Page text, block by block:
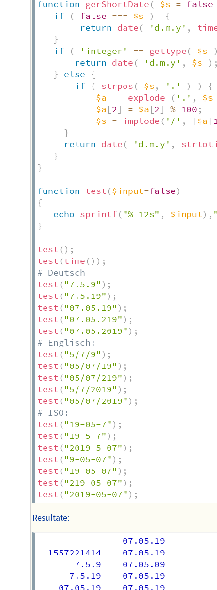
function gerShortDate ( $s = false
if
( false === $s )
{
return date ( 'd.m.y' ,
}
if
( 'integer' == gettype ( $s
return date ( 'd.m.y' , $s )
}
else
{
if
( strpos ( $s , '.' ) )
{
$a
= explode ( '.' ,
$s
$a [2] = $a [2] % 100 ;
$s = implode ( '/' , [$a [
}
return date ( 'd.m.y' ,
}
}
function test ($input=false)
{
echo sprintf("% 12s" , $input) ,
}
test () ;
test (time () ) ;
# Deutsch
test ("7.5.9") ;
test ("7.5.19") ;
test ("07.05.19") ;
test ("07.05.219") ;
test ("07.05.2019") ;
# Englisch:
test ("5/7/9") ;
test ("05/07/19") ;
test ("05/07/219") ;
test ("5/7/2019") ;
test ("05/07/2019") ;
# ISO:
test ("19-05-7") ;
test ("19-5-7") ;
test ("2019-5-07") ;
test ("9-05-07") ;
test ("19-05-07") ;
test ("219-05-07") ;
test ("2019-05-07") ;
Resultate:
  1557221414	07.05.19
       7.5.9	07.05.09
      7.5.19	07.05.19
    07.05.19	07.05.19